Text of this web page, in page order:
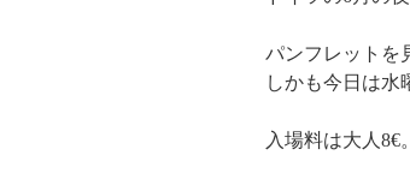
パンフレットを
しかも今日は水
入場料は大人8€